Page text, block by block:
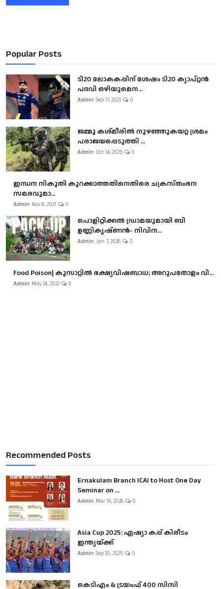
Popular Posts
ടി20 ലോകകപ്പിന് ശേഷം ടി20 ക്യാപ്റ്റൻ
പദവി ഒഴിയുമെന...
Admin Sep 17, 2021 0
ജമ്മു കശ്മീരിൽ നുഴഞ്ഞുകയറ്റ ശ്രമം
പരാജയപ്പെടുത്തി ...
Admin Oct 14, 2025 0
ഇന്ധന നികുതി കുറക്കാത്തതിനെതിരെ ചക്രസ്തംഭന
സമരവുമാ...
Admin Nov 8, 2021 0
പൊളിറ്റിക്കല്‍ ഡ്രാമയുമായി ബി
ഉണ്ണികൃഷ്ണന്‍- നിവിന...
Admin Jan 7, 2026 0
Food Poison| കുസാറ്റില്‍ ഭക്ഷ്യവിഷബാധ; അറുപതോളം വി...
Admin May 24, 2022 0
Recommended Posts
Ernakulam Branch ICAI to Host One Day
Seminar on ...
Admin Mar 16, 2026 0
Asia Cup 2025: ഏഷ്യാ കപ്പ് കിരീടം
ഇന്ത്യയ്ക്ക്
Admin Sep 29, 2025 0
കെടിഎം & ട്രയംഫ് 400 സിസി